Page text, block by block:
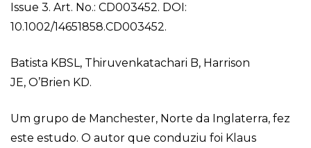
Issue 3. Art. No.: CD003452. DOI:
10.1002/14651858.CD003452.
Batista KBSL, Thiruvenkatachari B, Harrison
JE, O’Brien KD.
Um grupo de Manchester, Norte da Inglaterra, fez
este estudo. O autor que conduziu foi Klaus